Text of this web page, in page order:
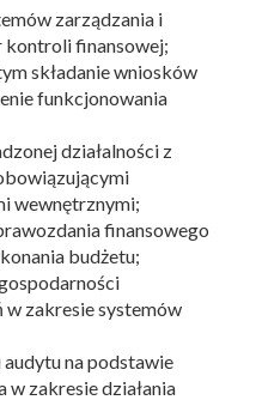
zarządzania i
finansowej;
składanie wniosków
funkcjonowania
działalności z
wewnętrznymi;
finansowego
budżetu;
w zakresie systemów
na podstawie
zakresie działania